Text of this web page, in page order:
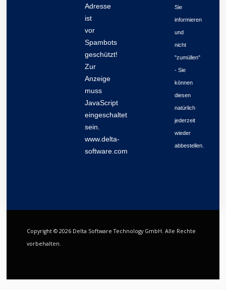
Adresse
ist
vor
Spambots
geschützt!
Zur
Anzeige
muss
JavaScript
eingeschaltet
sein.
www.delta-
software.com
Sie
informieren
und
nicht
"zumüllen"
- Sie
können
diesen
natürlich
jederzeit
wieder
abbestellen.
Copyright © 2026 Delta Software Technology GmbH. Alle Rechte
vorbehalten.